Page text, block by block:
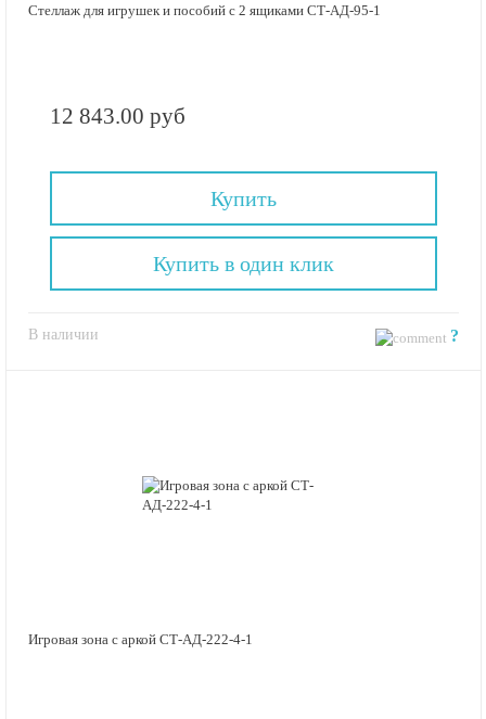
Стеллаж для игрушек и пособий с 2 ящиками СТ-АД-95-1
12 843.00 руб
Купить
В наличии ?
Купить в один клик
Игровая зона с аркой СТ-АД-222-4-1